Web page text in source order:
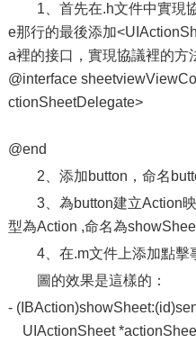
1、首先在.h文件中實現
e那行的最後添加
a裡的接口，實現協議裡的方
@interface
ctionSheetDelegate>
@end
2、添加button，命名
3、為button建立Action
型為Action ,命名為showSheet
4、在.m文件上添加點擊
圖的效果是這樣的：
-
UIActionSheet